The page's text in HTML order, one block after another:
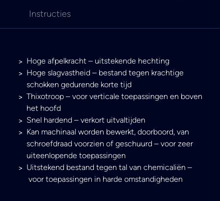
Instructies
Hoge afpelkracht – uitstekende hechting
Hoge slagvastheid – bestand tegen krachtige
schokken gedurende korte tijd
Thixotroop – voor verticale toepassingen en boven
het hoofd
Snel hardend – verkort uitvaltijden
Kan machinaal worden bewerkt, doorboord, van
schroefdraad voorzien of geschuurd – voor zeer
uiteenlopende toepassingen
Uitstekend bestand tegen tal van chemicaliën –
voor toepassingen in harde omstandigheden